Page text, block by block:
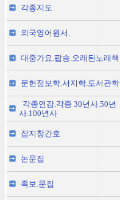
각종지도
외국영어원서.
대중가요.팝송.오래된노래책
문헌정보학.서지학.도서관학
각종연감.각종 30년사.50년
사.100년사
잡지창간호
논문집
족보.문집